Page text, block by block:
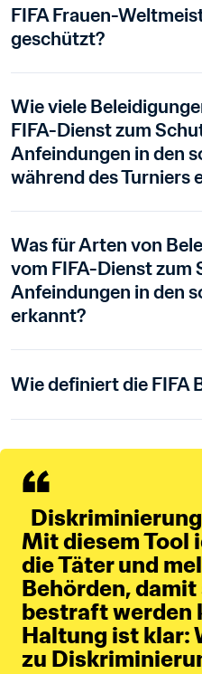
FIFA Frauen-
geschützt?
Wie viele
FIFA-Dienst zum
Anfeindungen in den
während des Turniers
Was für Arten von
vom FIFA-Dienst zum
Anfeindungen in den
erkannt?
Wie definiert die FIFA
Mit diesem Tool
die Täter und
Behörden,
bestraft werden
Haltung ist klar:
zu